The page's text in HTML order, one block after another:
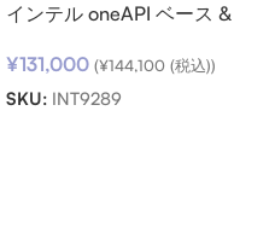
インテル oneAPI ベース &
ノード) SSR (期限内更新用)
¥131,000 (¥144,100 (税込))
SKU: INT9289